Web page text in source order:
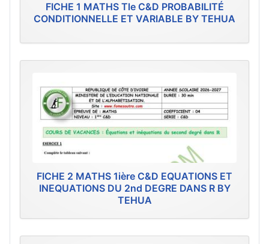
FICHE 1 MATHS Tle C&D PROBABILITÉ
CONDITIONNELLE ET VARIABLE BY TEHUA
FICHE 2 MATHS 1ière C&D EQUATIONS ET
INEQUATIONS DU 2nd DEGRE DANS R BY
TEHUA